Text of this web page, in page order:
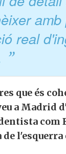
la
un
dels
de
de
real